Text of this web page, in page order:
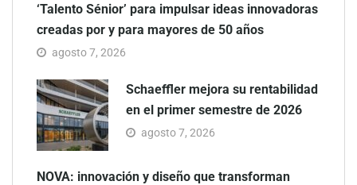
‘Talento Sénior’ para impulsar ideas innovadoras
creadas por y para mayores de 50 años
agosto 7, 2026
Schaeffler mejora su rentabilidad
en el primer semestre de 2026
agosto 7, 2026
NOVA: innovación y diseño que transforman